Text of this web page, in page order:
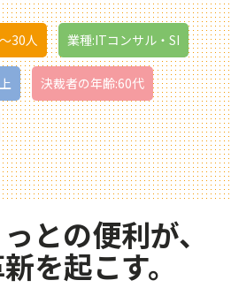
30人 業種:ITコンサル・SI
決裁者の年齢:60代
との便利が、
を起こす。